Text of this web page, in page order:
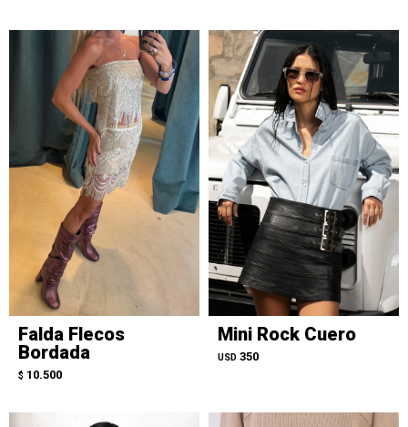
Falda Flecos
Bordada
$ 10.500
Mini Rock Cuero
USD 350